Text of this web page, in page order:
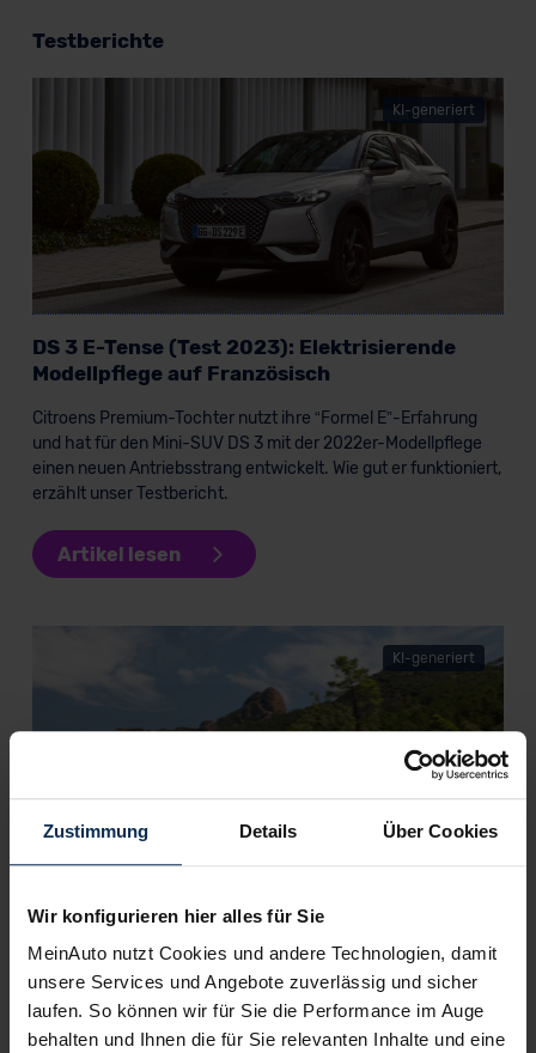
Zustimmung Details Über Cookies
Wir konfigurieren hier alles für Sie
MeinAuto nutzt Cookies und andere Technologien, damit
unsere Services und Angebote zuverlässig und sicher
laufen. So können wir für Sie die Performance im Auge
behalten und Ihnen die für Sie relevanten Inhalte und eine
Testberichte
KI-generiert
DS 3 E-Tense (Test 2023): Elektrisierende
Modellpflege auf Französisch
Citroens Premium-Tochter nutzt ihre “Formel E”-Erfahrung
und hat für den Mini-SUV DS 3 mit der 2022er-Modellpflege
einen neuen Antriebsstrang entwickelt. Wie gut er funktioniert,
erzählt unser Testbericht.
Artikel lesen
KI-generiert
der Namenskürzung?
Weitere Artikel im Automagazin